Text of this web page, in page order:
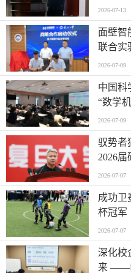
叉推动
2026-07-13
面壁智
联合实
2026-07-09
中国科
“数学
2026-07-09
驭势者
2026
2026-07-07
成功卫
杯冠军
2026-07-07
深化校
来 ——